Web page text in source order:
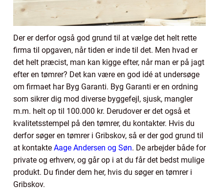
Der er derfor også god grund til at vælge det helt rette
firma til opgaven, når tiden er inde til det. Men hvad er
det helt præcist, man kan kigge efter, når man er på jagt
efter en tømrer? Det kan være en god idé at undersøge
om firmaet har Byg Garanti. Byg Garanti er en ordning
som sikrer dig mod diverse byggefejl, sjusk, mangler
m.m. helt op til 100.000 kr. Derudover er det også et
kvalitetsstempel på den tømrer, du kontakter. Hvis du
derfor søger en tømrer i Gribskov, så er der god grund til
at kontakte Aage Andersen og Søn. De arbejder både for
private og erhverv, og går op i at du får det bedst mulige
produkt. Du finder dem her, hvis du søger en tømrer i
Gribskov.